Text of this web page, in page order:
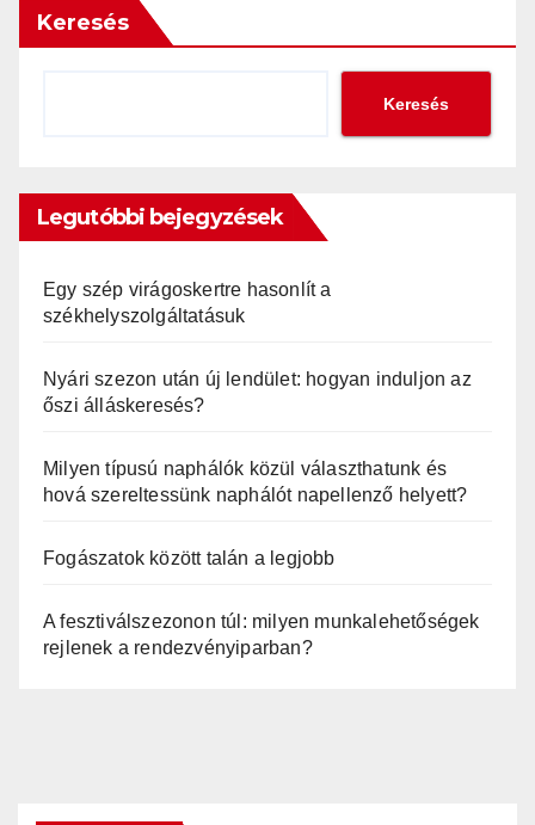
Keresés
Keresés
Legutóbbi bejegyzések
Egy szép virágoskertre hasonlít a
székhelyszolgáltatásuk
Nyári szezon után új lendület: hogyan induljon az
őszi álláskeresés?
Milyen típusú naphálók közül választhatunk és
hová szereltessünk naphálót napellenző helyett?
Fogászatok között talán a legjobb
A fesztiválszezonon túl: milyen munkalehetőségek
rejlenek a rendezvényiparban?